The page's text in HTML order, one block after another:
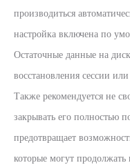
производиться
настройка включена по
Остаточные данные на
восстановления сессии
Также рекомендуется не
закрывать его полностью
предотвращает
которые могут продолжать